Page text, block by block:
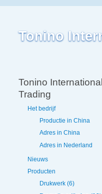
Tonino
Tonino International
Trading
Het bedrijf
Productie in China
Adres in China
Adres in Nederland
Nieuws
Producten
Drukwerk (6)